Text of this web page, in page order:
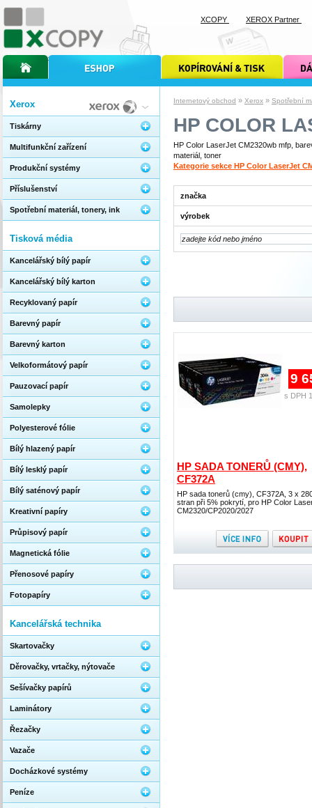
Internetový obchod » Xerox » Spotřební
HP COLOR
HP Color LaserJet CM2320wb mfp,
materiál, toner
Kategorie sekce HP Color LaserJet
značka
výrobek
HP SADA TONERŮ (CMY),
CF372A
HP sada tonerů (cmy), CF372A, 3 x
stran při 5% pokrytí, pro HP Color
CM2320/CP2020/2027
9
s DPH
Xerox
Tiskárny
Multifunkční zařízení
Produkční systémy
Příslušenství
Spotřební materiál, tonery, ink
Tisková média
Kancelářský bílý papír
Kancelářský bílý karton
Recyklovaný papír
Barevný papír
Barevný karton
Velkoformátový papír
Pauzovací papír
Samolepky
Polyesterové fólie
Bílý hlazený papír
Bílý lesklý papír
Bílý saténový papír
Kreativní papíry
Průpisový papír
Magnetická fólie
Přenosové papíry
Fotopapíry
Kancelářská technika
Skartovačky
Děrovačky, vrtačky, nýtovače
Sešívačky papírů
Laminátory
Řezačky
Vazače
Docházkové systémy
Peníze
úvodní stránka xcopyinternetový obchod xcopy kopírování a tisk xcopy dárkové
XCOPY XEROX Partner